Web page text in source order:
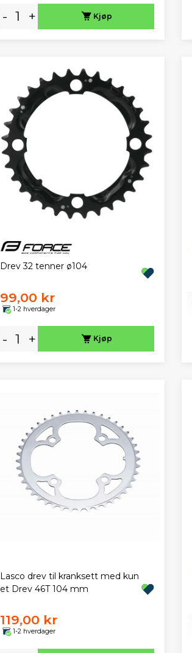
- + Kjøp
Drev 32 tenner ø104
99,00 kr
1-2 hverdager
- + Kjøp
Lasco drev til kranksett med kun
et Drev 46T 104 mm
119,00 kr
1-2 hverdager